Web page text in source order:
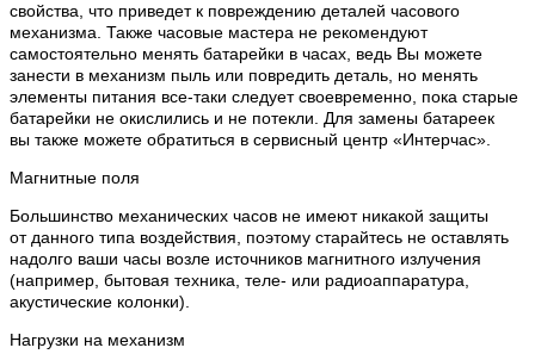
свойства, что приведет к повреждению деталей часового
механизма. Также часовые мастера не рекомендуют
самостоятельно менять батарейки в часах, ведь Вы можете
занести в механизм пыль или повредить деталь, но менять
элементы питания все-таки следует своевременно, пока старые
батарейки не окислились и не потекли. Для замены батареек
вы также можете обратиться в сервисный центр «Интерчас».
Магнитные поля
Большинство механических часов не имеют никакой защиты
от данного типа воздействия, поэтому старайтесь не оставлять
надолго ваши часы возле источников магнитного излучения
(например, бытовая техника, теле- или радиоаппаратура,
акустические колонки).
Нагрузки на механизм